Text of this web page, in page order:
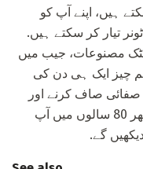
ہیں، اپنے آپ کو
تیار کر سکتے ہیں.
مصنوعات، جیب میں
چیز ایک ہی دن کی
صاف کرنے اور
مضبوط کرنے کے قواعد پر عمل کریں. پھر 80 سالوں میں آپ
گے.